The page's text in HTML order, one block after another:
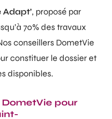
, proposé par
70% des travaux
conseillers DometVie
constituer le dossier et
disponibles.
pour